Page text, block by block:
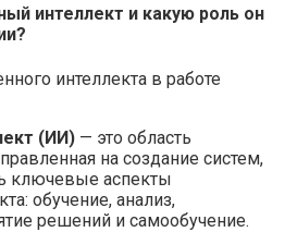
интеллект и какую роль он
(ИИ) — это область
на создание систем,
ключевые аспекты
обучение, анализ,
решений и самообучение.